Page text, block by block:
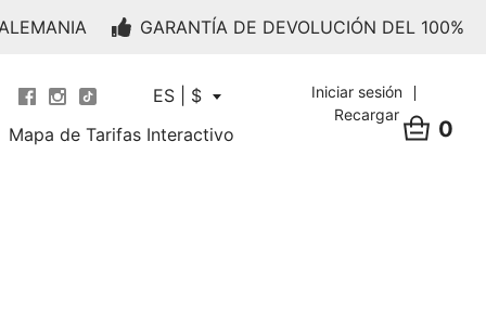
GARANTÍA DE DEVOLUCIÓN DEL 100%
ES | $
Mapa de Tarifas Interactivo
0
Iniciar sesión
Recargar